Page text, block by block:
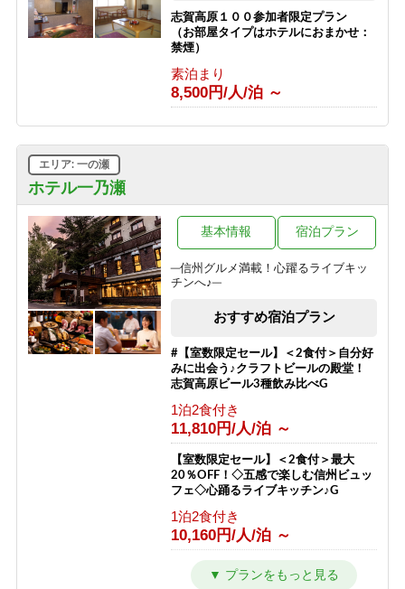
志賀高原１００参加者限定プラン
（お部屋タイプはホテルにおまかせ：
禁煙）
素泊まり
8,500円/人/泊 ～
ホテル一乃瀬
エリア: 一の瀬
─信州グルメ満載！心躍るライブキッ
チンへ♪─
基本情報 宿泊プラン
おすすめ宿泊プラン
#【室数限定セール】＜2食付＞自分好
みに出会う♪クラフトビールの殿堂！
志賀高原ビール3種飲み比べG
1泊2食付き
11,810円/人/泊 ～
【室数限定セール】＜2食付＞最大
20％OFF！◇五感で楽しむ信州ビュッ
フェ◇心踊るライブキッチン♪G
1泊2食付き
10,160円/人/泊 ～
【2連泊以上限定】＜2食付＞最大
20％OFF◇五感で楽しむ信州ビュッフ